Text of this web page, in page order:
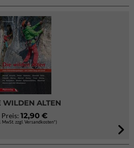
WILDEN ALTEN
Preis: 12,90 €
MwSt. zzgl. Versandkosten*)